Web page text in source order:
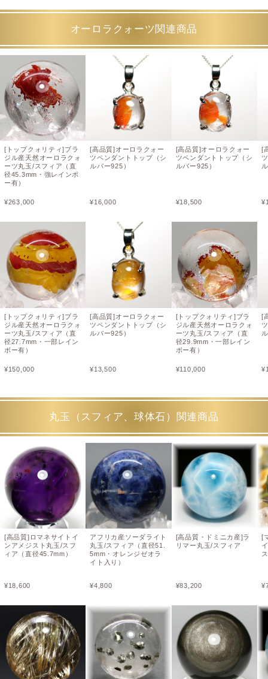
オーロラクォーツ関連商品
[トップクォリティ]ブラ
ジル産天然オーロラクォ
ーツ丸玉/スフィア（直
径45.3mm・強レインボ
ー有）
¥263,000
[トップクォリティ]ブラ
ジル産天然オーロラクォ
ーツ丸玉/スフィア（直
径27.7mm・一部レイン
ボー有）
¥150,000
[高品質]オーロラクォー
ツペンダントトップ（シ
ルバー925）
¥16,000
[高品質]オーロラクォー
ツペンダントトップ（シ
ルバー925）
¥13,500
[高品質]オーロラクォー
ツペンダントトップ（シ
ルバー925）
¥18,500
[トップクォリティ]ブラ
ジル産天然オーロラクォ
ーツ丸玉/スフィア（直
径29.9mm・一部レイン
ボー有）
¥110,000
[
¥
[
¥
丸玉（スフィア、球体石）関連商品
[高品質]ロマネサイトイ
ンアメジスト丸玉/スフ
ィア（直径45.7mm）
¥18,600
アフリカ産ソーダライト
丸玉/スフィア（直径51.
5mm・オレンジゼオラ
イト入り）
¥4,800
[高品質・ドミニカ産]ラ
リマー丸玉/スフィア
¥83,200
[
¥